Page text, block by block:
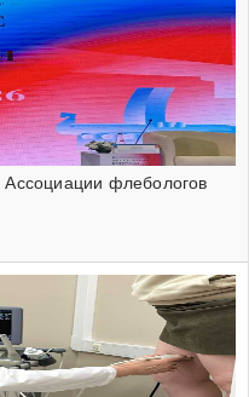
флебологов